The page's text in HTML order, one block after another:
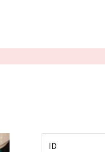
推荐行程
观光
简体中文
ID